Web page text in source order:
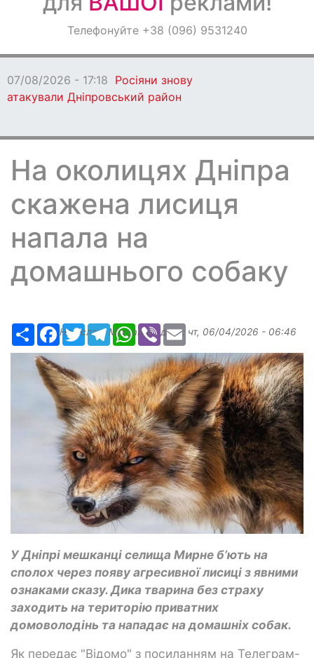
ОголошенняТелефонуйте +38 (096) 9531240
07/08/2026 - 17:18 Росіяни знову
атакували Дніпровський район
На околицях Дніпра
скажена лисиця
напала на
домашнього собаку
РесурсFacebook
TwitterTelegramWhatsApp
Viber Email
Надіслав: Margarita, дата: чт, 06/04/2026 - 06:46
У Дніпрі мешканці селища Мирне б’ють на
сполох через появу агресивної лисиці з явними
ознаками сказу. Дика тварина без страху
заходить на територію приватних
домоволодінь та нападає на домашніх собак.
Як передає "Відомо" з посиланням на Телеграм-